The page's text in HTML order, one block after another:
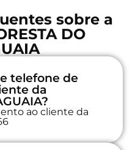
sobre a
DO
telefone de
da
ao cliente da